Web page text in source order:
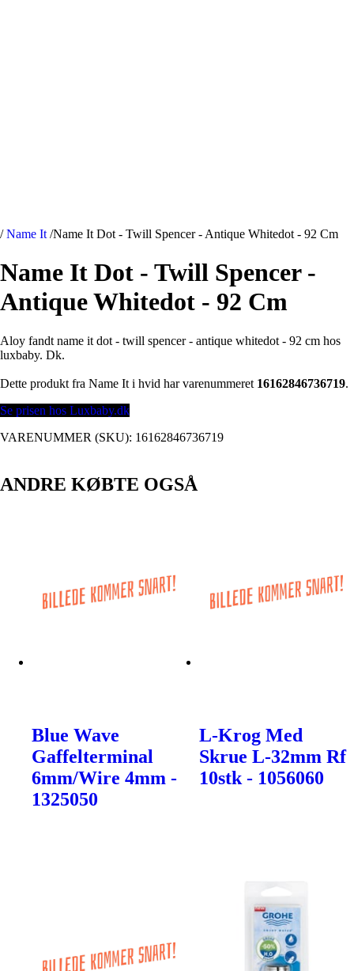
/ Name It /Name It Dot - Twill Spencer - Antique Whitedot - 92 Cm
Name It Dot - Twill Spencer -
Antique Whitedot - 92 Cm
Aloy fandt name it dot - twill spencer - antique whitedot - 92 cm hos
luxbaby. Dk.
Dette produkt fra Name It i hvid har varenummeret 16162846736719.
Se prisen hos Luxbaby.dk
VARENUMMER (SKU): 16162846736719
ANDRE KØBTE OGSÅ
Blue Wave
Gaffelterminal
6mm/Wire 4mm -
1325050
L-Krog Med
Skrue L-32mm Rf
10stk - 1056060